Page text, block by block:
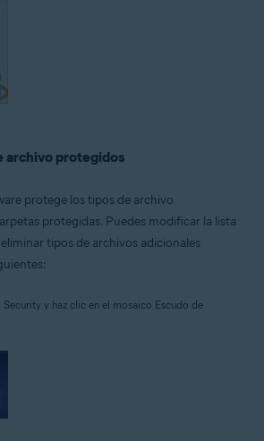
archivo protegidos
protege los tipos de archivo
protegidas. Puedes modificar la lista
tipos de archivos adicionales
y haz clic en el mosaico Escudo de